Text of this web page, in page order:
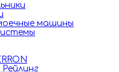
машины
Рейлинг